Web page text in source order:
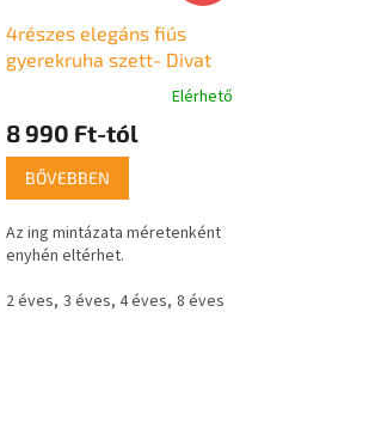
4részes elegáns fiús
gyerekruha szett- Divat
Elérhető
8 990 Ft-tól
BŐVEBBEN
Az ing mintázata méretenként
enyhén eltérhet.
2 éves 3 éves 4 éves 8 éves